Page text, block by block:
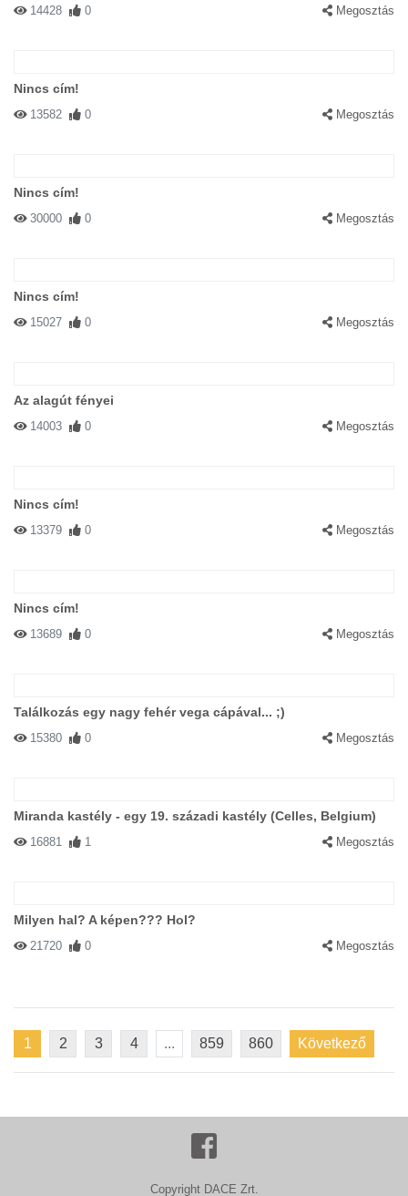
14428 0 Megosztás
Nincs cím!
13582 0 Megosztás
Nincs cím!
30000 0 Megosztás
Nincs cím!
15027 0 Megosztás
Az alagút fényei
14003 0 Megosztás
Nincs cím!
13379 0 Megosztás
Nincs cím!
13689 0 Megosztás
Találkozás egy nagy fehér vega cápával... ;)
15380 0 Megosztás
Miranda kastély - egy 19. századi kastély (Celles, Belgium)
16881 1 Megosztás
Milyen hal? A képen??? Hol?
21720 0 Megosztás
1 2 3 4 ... 859 860 Következő
Copyright DACE Zrt.